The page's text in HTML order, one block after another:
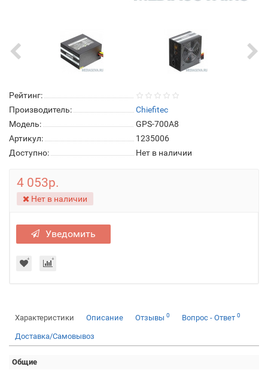
Рейтинг:
Производитель:
Chiefitec
Модель:
GPS-700A8
Артикул:
1235006
Доступно:
Нет в наличии
4 053р.
Нет в наличии
Уведомить
Характеристики Описание Отзывы 0 Вопрос - Ответ 0
Доставка/Самовывоз
Общие